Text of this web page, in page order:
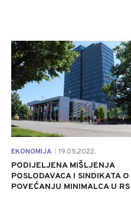
EKONOMIJA 19.05.2022.
PODIJELJENA MIŠLJENJA
POSLODAVACA I SINDIKATA O
POVEĆANJU MINIMALCA U RS